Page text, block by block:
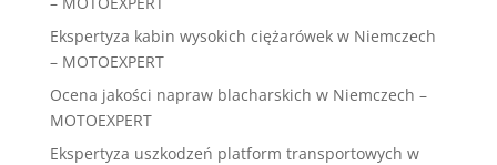
Ekspertyza kabin wysokich ciężarówek w Niemczech
– MOTOEXPERT
Ocena jakości napraw blacharskich w Niemczech –
MOTOEXPERT
Ekspertyza uszkodzeń platform transportowych w